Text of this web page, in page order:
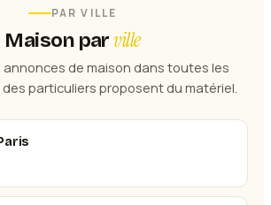
PAR VILLE
Maison parville
de maison dans toutes les
particuliers proposent du matériel.